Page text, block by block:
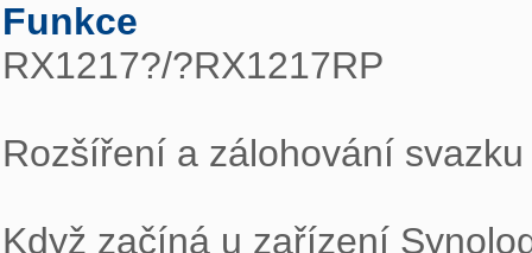
Funkce
RX1217?/?RX1217RP
Rozšíření a zálohování svazku
Když začíná u zařízení